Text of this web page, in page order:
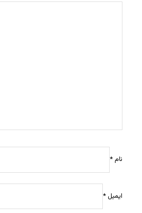
نام*
ایمیل*